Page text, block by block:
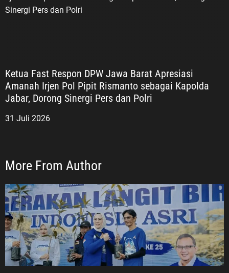
Ketua Fast Respon DPW Jawa Barat Apresiasi
Amanah Irjen Pol Pipit Rismanto sebagai Kapolda
Jabar, Dorong Sinergi Pers dan Polri
31 Juli 2026
More From Author